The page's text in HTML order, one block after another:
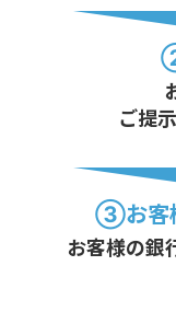
ご提
③お客
お客様の銀